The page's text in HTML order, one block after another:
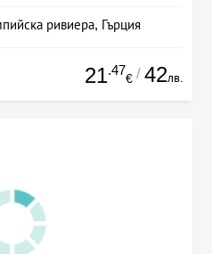
ривиера, Гърция
21.47
€ / 42лв.